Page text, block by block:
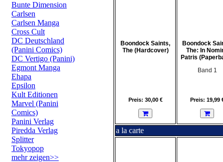
Bunte Dimension
Carlsen
Carlsen Manga
Cross Cult
DC Deutschland
(Panini Comics)
DC Vertigo (Panini)
Egmont Manga
Ehapa
Epsilon
Kult Editionen
Marvel (Panini
Comics)
Panini Verlag
Piredda Verlag
Splitter
Tokyopop
mehr zeigen>>
Boondock Saints,
The (Hardcover)
Preis: 30,00 €
Boondock
The: In
Patris
Band 1
Preis: 19,99
a la carte